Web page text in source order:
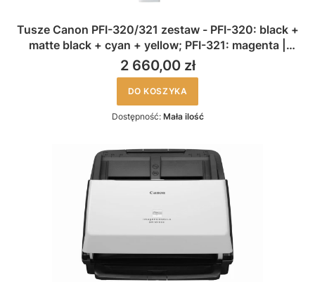
Tusze Canon PFI-320/321 zestaw - PFI-320: black +
matte black + cyan + yellow; PFI-321: magenta |
oryginalne
2 660,00 zł
DO KOSZYKA
Dostępność: Mała ilość